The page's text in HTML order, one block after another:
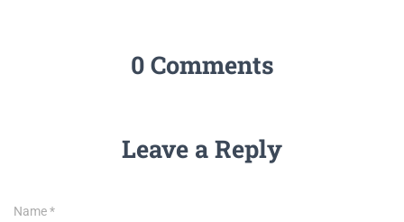
0 Comments
Leave a Reply
Name*